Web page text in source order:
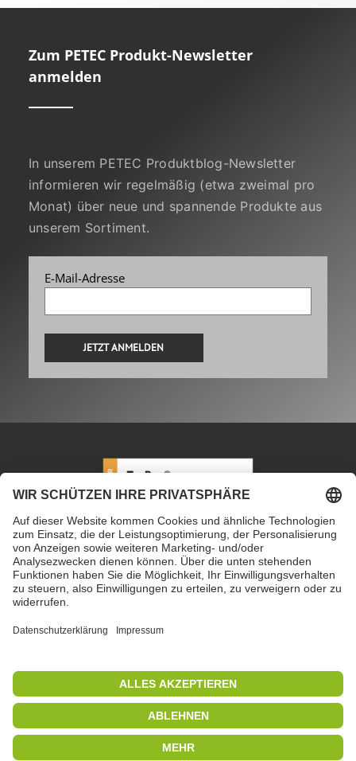
Zum PETEC Produkt-Newsletter
anmelden
In unserem PETEC Produktblog-Newsletter
informieren wir regelmäßig (etwa zweimal pro
Monat) über neue und spannende Produkte aus
unserem Sortiment.
E-Mail-Adresse
Alternative:
PETEC Verbindungstechnik GmbH | Wüstenbuch 26
96132 Schlüsselfeld | Deutschland | +49 9555 80994
0 | info@petec.de
Copyright 2019 | PETEC Verbindungstechnik GmbH